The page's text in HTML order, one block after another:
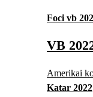
Foci vb
VB
Amerikai
Katar 2022